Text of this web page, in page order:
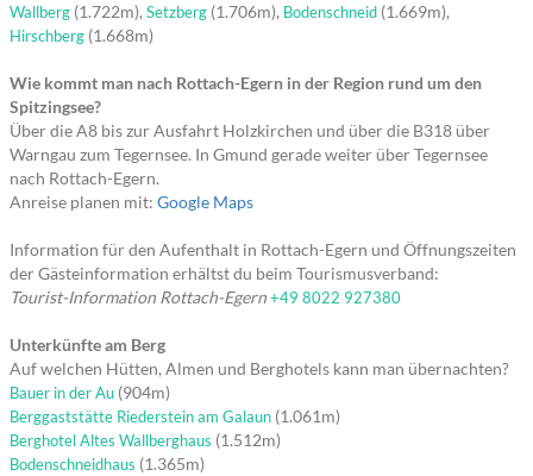
Wallberg (1.722m), Setzberg (1.706m), Bodenschneid (1.669m),
Hirschberg (1.668m)
Wie kommt man nach Rottach-Egern in der Region rund um den
Spitzingsee?
Über die A8 bis zur Ausfahrt Holzkirchen und über die B318 über
Warngau zum Tegernsee. In Gmund gerade weiter über Tegernsee
nach Rottach-Egern.
Anreise planen mit: Google Maps
Information für den Aufenthalt in Rottach-Egern und Öffnungszeiten
der Gästeinformation erhältst du beim Tourismusverband:
Tourist-Information Rottach-Egern+49 8022 927380
Unterkünfte am Berg
Auf welchen Hütten, Almen und Berghotels kann man übernachten?
Bauer in der Au (904m)
Berggaststätte Riederstein am Galaun (1.061m)
Berghotel Altes Wallberghaus (1.512m)
Bodenschneidhaus (1.365m)